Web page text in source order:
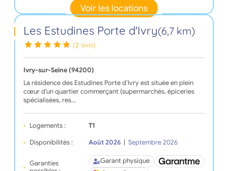
Voir les locations
Les Estudines Porte d'Ivry(6,7 km)
(2 avis)
Ivry-sur-Seine (94200)
La résidence des Estudines Porte d’Ivry est située en plein
cœur d’un quartier commerçant (supermarchés, épiceries
spécialisées, res…
Logements : T1
Disponibilités : Août 2026 Septembre 2026
Garanties
Garant physique